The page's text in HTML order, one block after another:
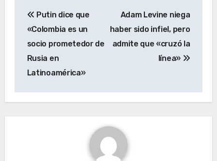
de
entradas
Putin dice que
«Colombia es un
socio prometedor de
Rusia en
Latinoamérica»
Adam Levine niega
haber sido infiel, pero
admite que «cruzó la
línea»